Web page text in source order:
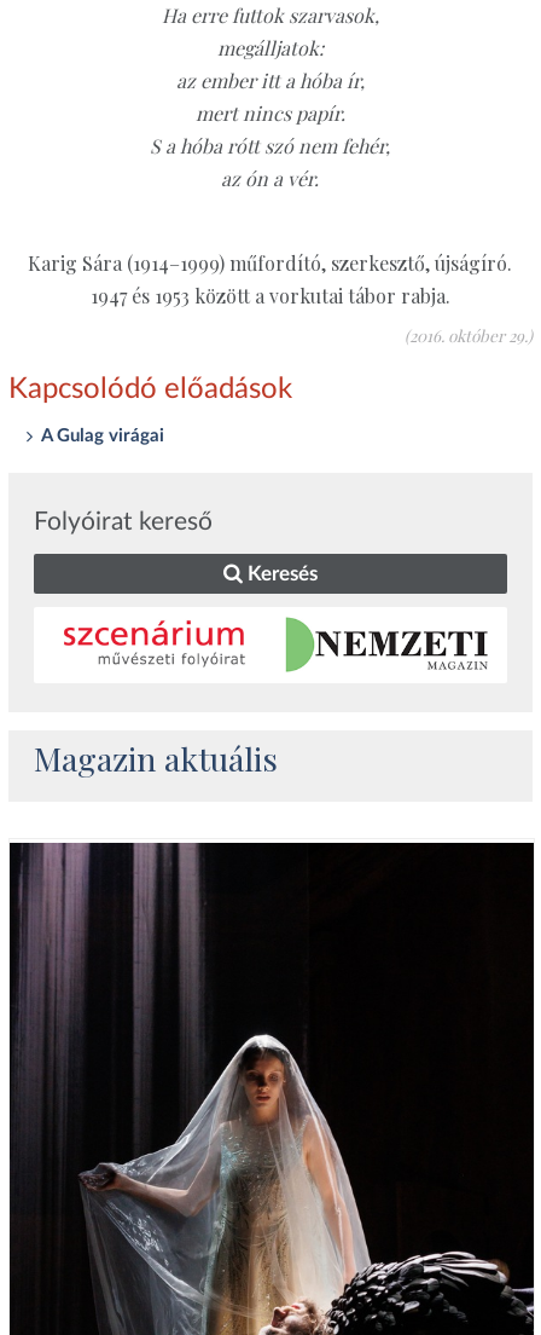
Ha erre futtok szarvasok,
megálljatok:
az ember itt a hóba ír,
mert nincs papír.
S a hóba rótt szó nem fehér,
az ón a vér.
Karig Sára (1914–1999) műfordító, szerkesztő, újságíró.
1947 és 1953 között a vorkutai tábor rabja.
(2016. október 29.)
Kapcsolódó előadások
A Gulag virágai
Folyóirat kereső
Keresés
Magazin aktuális